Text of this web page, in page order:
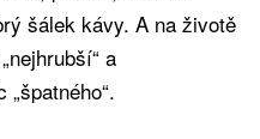
šálek kávy. A na životě
a